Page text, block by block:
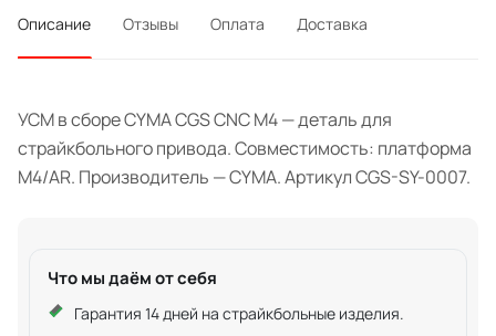
Описание Отзывы Оплата Доставка
УСМ в сборе CYMA CGS CNC M4 — деталь для
страйкбольного привода. Совместимость: платформа
M4/AR. Производитель — CYMA. Артикул CGS-SY-0007.
Что мы даём от себя
Гарантия 14 дней на страйкбольные изделия.